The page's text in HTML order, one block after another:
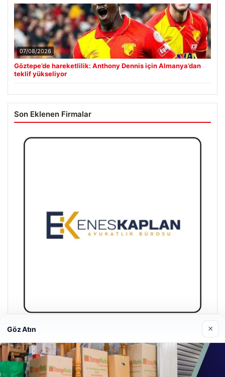
07/08/2026
Göztepe’de hareketlilik: Anthony Dennis için Almanya’dan
teklif yükseliyor
Son Eklenen Firmalar
Enes Kaplan Avukatlık Bürosu
28/04/2026
Göz Atın ×